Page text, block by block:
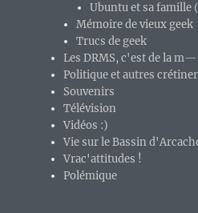
Ubuntu et sa
Mémoire de vieux geek
Trucs de geek
Les DRMS, c'est de la
Politique et autres
Souvenirs
Télévision
Vidéos :)
Vie sur le Bassin
Vrac'attitudes !
Polémique